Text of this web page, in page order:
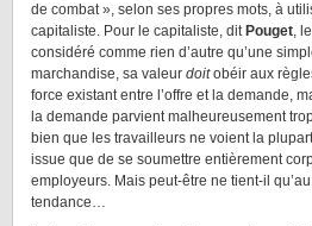
de combat », selon ses propres mots, à
capitaliste. Pour le capitaliste, dit Pouget,
considéré comme rien d’autre qu’une
marchandise, sa valeur doitobéir aux
force existant entre l’offre et la demande,
la demande parvient malheureusement
bien que les travailleurs ne voient la
issue que de se soumettre entièrement
employeurs. Mais peut-être ne tient-il
tendance…